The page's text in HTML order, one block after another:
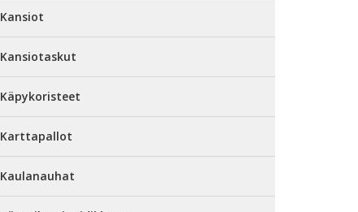
Kansiot
Kansiotaskut
Käpykoristeet
Karttapallot
Kaulanauhat